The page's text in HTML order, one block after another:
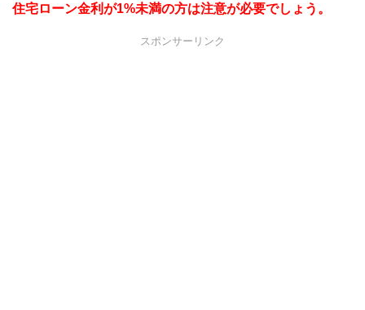
住宅ローン金利が1%未満の方は注意が必要でしょう。
スポンサーリンク